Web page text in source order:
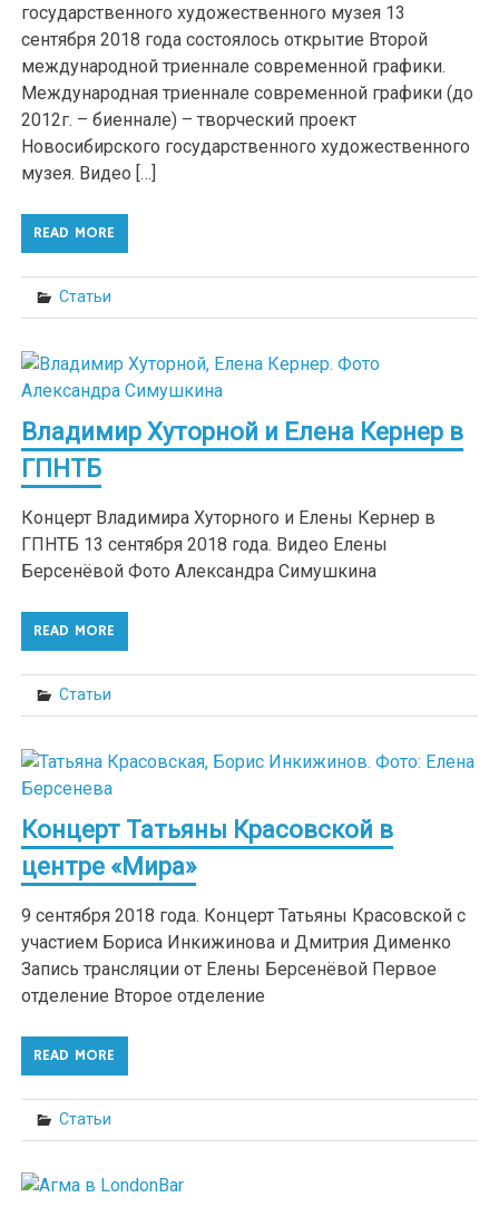
государственного художественного музея 13
сентября 2018 года состоялось открытие Второй
международной триеннале современной графики.
Международная триеннале современной графики (до
2012г. – биеннале) – творческий проект
Новосибирского государственного художественного
музея. Видео […]
READ MORE
Статьи
Владимир Хуторной и Елена Кернер в
ГПНТБ
Концерт Владимира Хуторного и Елены Кернер в
ГПНТБ 13 сентября 2018 года. Видео Елены
Берсенёвой Фото Александра Симушкина
READ MORE
Статьи
Концерт Татьяны Красовской в
центре «Мира»
9 сентября 2018 года. Концерт Татьяны Красовской с
участием Бориса Инкижинова и Дмитрия Дименко
Запись трансляции от Елены Берсенёвой Первое
отделение Второе отделение
READ MORE
Статьи